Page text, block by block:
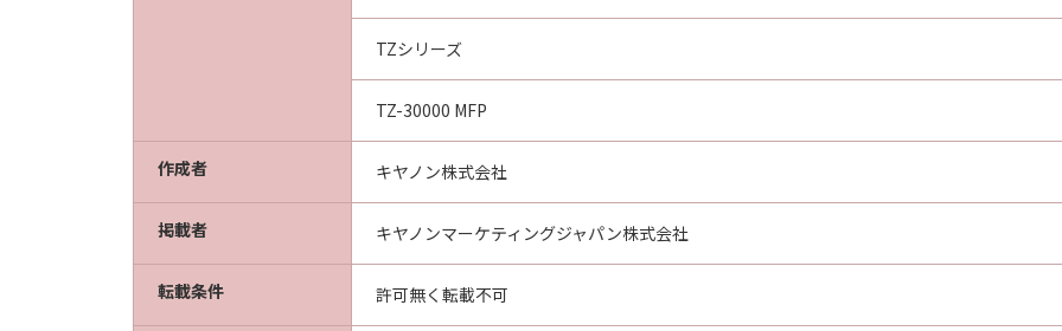
TZシリーズ
TZ-30000 MFP
作成者 キヤノン株式会社
掲載者 キヤノンマーケティングジャパン株式会社
転載条件 許可無く転載不可